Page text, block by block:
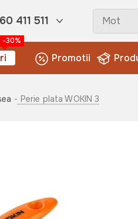
411 511
-30%
Promotii
- Perie plata WOKIN 3